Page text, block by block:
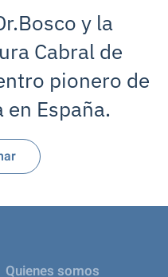
y la
Cabral de
pionero de
España.
Quienes somos